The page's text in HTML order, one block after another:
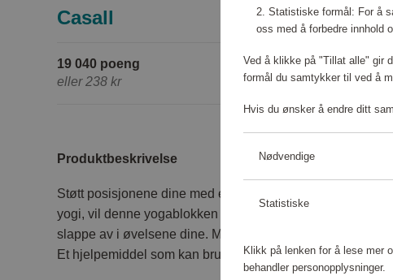
Casall
19 040 poeng
eller 238 kr
Produktbeskrivelse
Støtt posisjonene dine med en yogablokk! Enten du er
yogi, vil denne yogablokken med høy tetthet gi deg
slappe av i øvelsene dine. Med avrundede hjørner for
Et hjelpemiddel som kan brukes til alle typer yoga.
Statistiske formål: For å
oss med å forbedre innhold
Ved å klikke på "Tillat alle" gir
formål du samtykker til ved å
Hvis du ønsker å endre ditt
Nødvendige
Statistiske
Klikk på lenken for å lese mer
behandler personopplysninger.